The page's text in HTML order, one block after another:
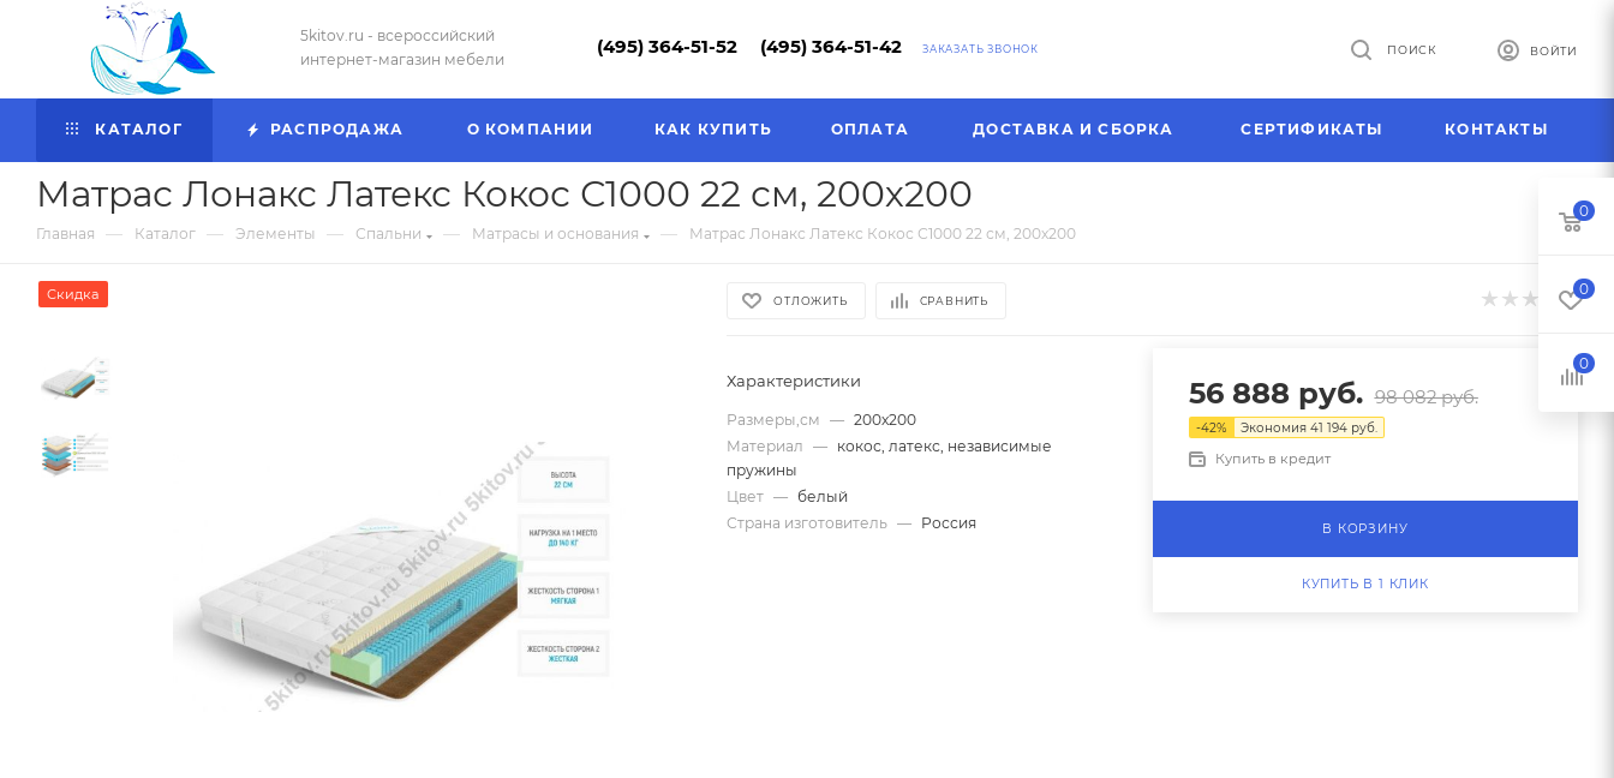
5kitov.ru - всероссийский
интернет-магазин мебели
(495) 364-51-52 (495) 364-51-42 ЗАКАЗАТЬ ЗВОНОК ВОЙТИ
ПОИСК
КАТАЛОГ РАСПРОДАЖА О КОМПАНИИ КАК КУПИТЬ ОПЛАТА ДОСТАВКА И СБОРКА СЕРТИФИКАТЫ КОНТАКТЫ
Матрас Лонакс Латекс Кокос С1000 22 см, 200х200
Главная — Каталог — Элементы — Спальни — Матрасы и основания — Матрас Лонакс Латекс Кокос С1000 22 см, 200х200
Скидка ОТЛОЖИТЬ СРАВНИТЬ
Характеристики
Размеры,см — 200х200
Материал
— кокос, латекс, независимые
пружины
Цвет — белый
Страна изготовитель — Россия
56 888 руб. 98 082руб.
-42% Экономия 41 194руб.
Купить в кредит
В КОРЗИНУ
КУПИТЬ В 1 КЛИК
0
0
0